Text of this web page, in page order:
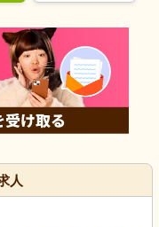
人